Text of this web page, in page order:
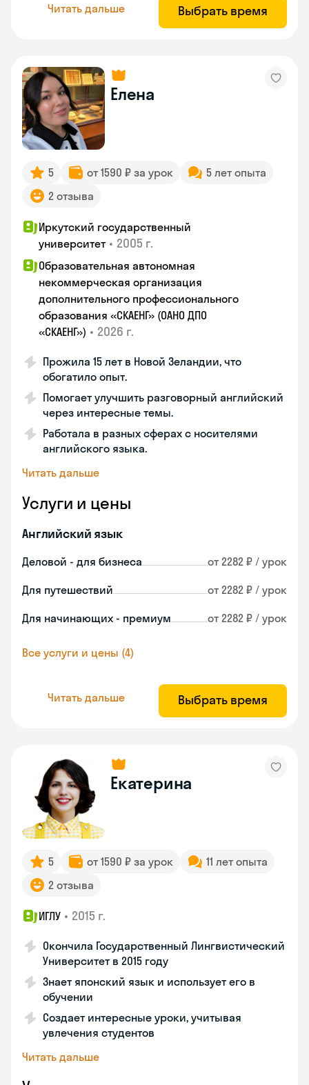
Читать дальше Выбрать время
Елена
5 от 1590 ₽ за урок
5 лет опыта
2 отзыва
Иркутский государственный
университет • 2005 г.
Образовательная автономная
некоммерческая организация
дополнительного профессионального
образования «СКАЕНГ» (ОАНО ДПО
«СКАЕНГ») • 2026 г.
Прожила 15 лет в Новой Зеландии, что
обогатило опыт.
Помогает улучшить разговорный английский
через интересные темы.
Работала в разных сферах с носителями
английского языка.
Читать дальше
Услуги и цены
Английский язык
Деловой - для бизнеса от 2282 ₽ / урок
Для путешествий от 2282 ₽ / урок
Для начинающих - премиум от 2282 ₽ / урок
Все услуги и цены (4)
Читать дальше Выбрать время
Екатерина
5 от 1590 ₽ за урок
11 лет опыта
2 отзыва
ИГЛУ • 2015 г.
Окончила Государственный Лингвистический
Университет в 2015 году
Знает японский язык и использует его в
обучении
Создает интересные уроки, учитывая
увлечения студентов
Читать дальше